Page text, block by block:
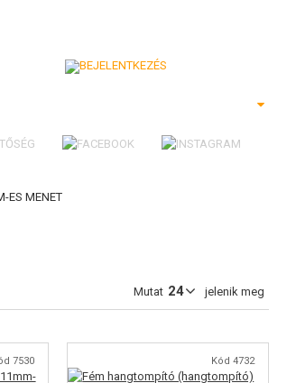
ES MENET
Mutat jelenik meg
7530 Kód 4732